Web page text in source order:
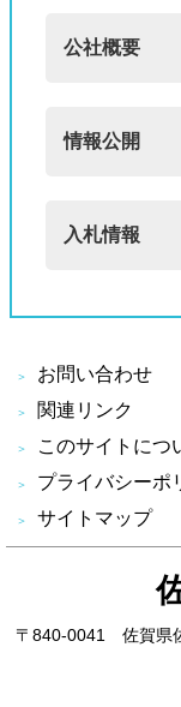
公社概要
情報公開
入札情報
お問い合わせ
関連リンク
このサイトにつ
プライバシーポ
サイトマップ
〒840-0041 佐賀県